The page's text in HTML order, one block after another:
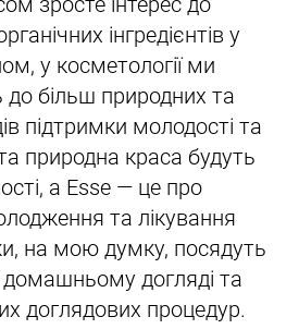
інгредієнтів у
у косметології ми
більш природних та
підтримки молодості та
природна краса будуть
а Esse — це про
та лікування
на мою думку, посядуть
догляді та
доглядових процедур.